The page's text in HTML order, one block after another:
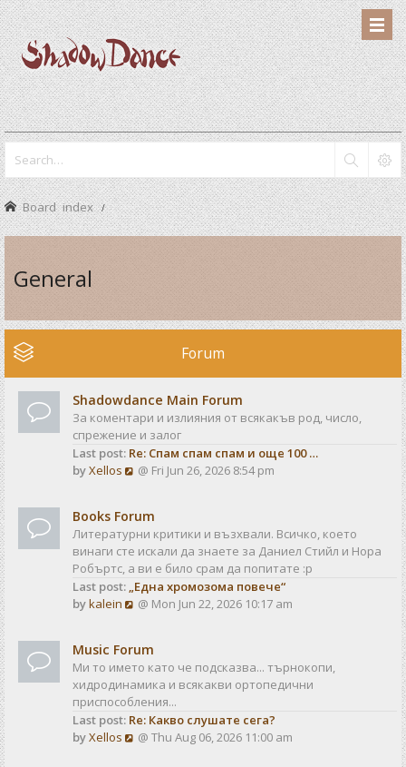
Board index
General
Forum
Shadowdance Main Forum
За коментари и излияния от всякакъв род, число,
спрежение и залог
Last post: Re: Спам спам спам и още 100 …
byXellos
V
w
t
h
e
l
a
s
t
p
o
s
@ Fri Jun 26, 2026 8:54 pm
Books Forum
Литературни критики и възхвали. Всичко, което
винаги сте искали да знаете за Даниел Стийл и Нора
Робъртс, а ви е било срам да попитате :р
Last post: „Една хромозома повече“
bykalein
V
w
t
h
e
l
a
@ Mon Jun 22, 2026 10:17 am
Music Forum
Ми то името като че подсказва... търнокопи,
хидродинамика и всякакви ортопедични
приспособления...
Last post: Re: Какво слушате сега?
byXellos
V@ Thu Aug 06, 2026 11:00 am